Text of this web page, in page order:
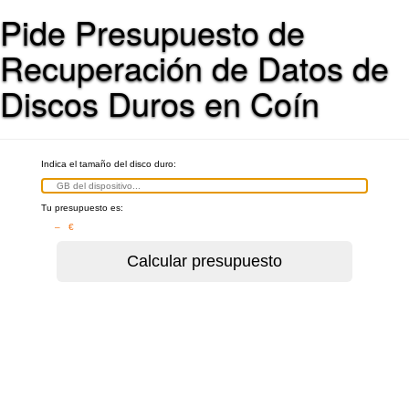
Pide Presupuesto de
Recuperación de Datos de
Discos Duros en Coín
Indica el tamaño del disco duro:
Tu presupuesto es:
– €